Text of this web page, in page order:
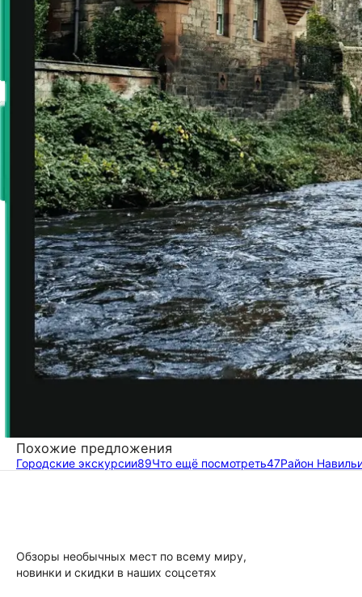
Похожие предложения
Городские экскурсии89Что ещё посмотреть47Район
Обзоры необычных мест по всему миру,
новинки и скидки в наших соцсетях